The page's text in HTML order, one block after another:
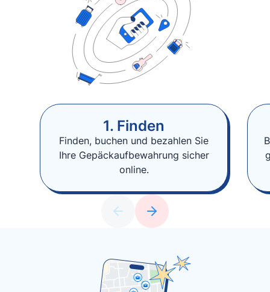
1. Finden
Finden, buchen und bezahlen Sie
Ihre Gepäckaufbewahrung sicher
online.